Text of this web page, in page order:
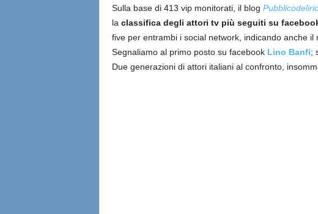
Sulla base di 413 vip monitorati, il blog
la classifica degli attori tv più seguiti su
five per entrambi i social network, indicando anche il
Segnaliamo al primo posto su facebook Lino Banfi;
Due generazioni di attori italiani al confronto,